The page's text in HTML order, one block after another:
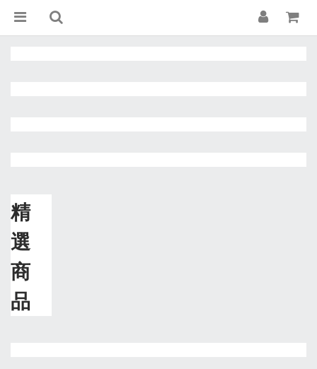
精
選
商
品